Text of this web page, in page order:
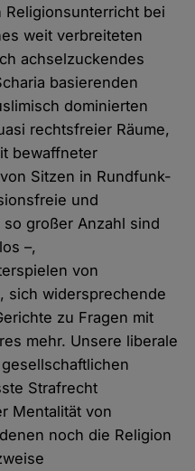
bei
weit verbreiteten
achselzuckendes
basierenden
dominierten
rechtsfreier Räume,
bewaffneter
Sitzen in Rundfunk-
und
großer Anzahl sind
–,
von
sich widersprechende
zu Fragen mit
mehr. Unsere liberale
Strafrecht
Mentalität von
noch die Religion